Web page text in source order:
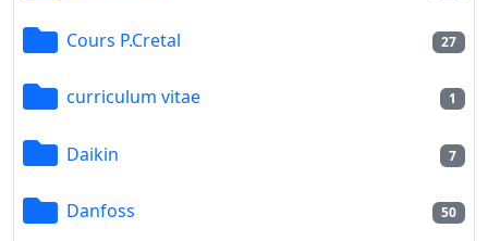
Cours P.Cretal 27
curriculum vitae 1
Daikin 7
Danfoss 50